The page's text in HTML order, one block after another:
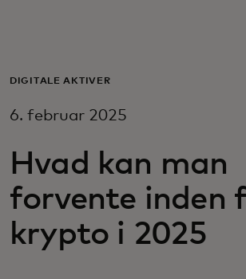
Til virksomheder
Til innovatører
Nyheder og trends
DIGITALE AKTIVER
6. februar 2025
Hvad kan man
forvente inden
krypto i 2025